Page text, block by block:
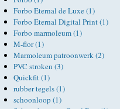
Forbo Eternal de Luxe (1)
Forbo Eternal Digital Print (1)
Forbo marmoleum (1)
M-flor (1)
Marmoleum patroonwerk (2)
PVC stroken (3)
Quickfit (1)
rubber tegels (1)
schoonloop (1)